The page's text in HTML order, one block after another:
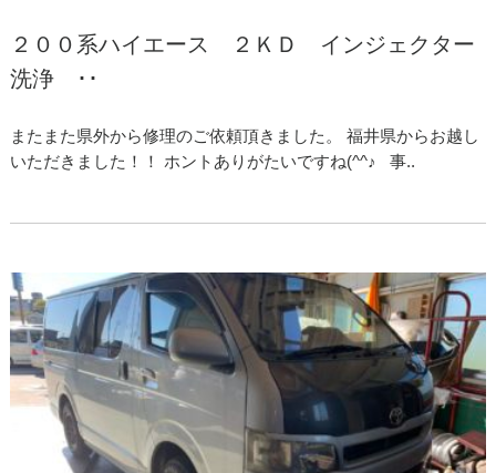
２００系ハイエース ２ＫＤ インジェクター
洗浄 ･･
またまた県外から修理のご依頼頂きました。 福井県からお越し
いただきました！！ ホントありがたいですね(^^♪ 事..